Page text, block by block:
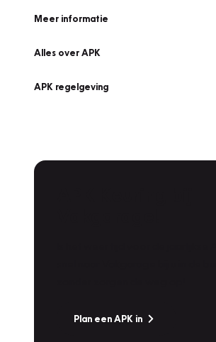
Meer informatie
Alles over APK
APK regelgeving
Plan een APK in